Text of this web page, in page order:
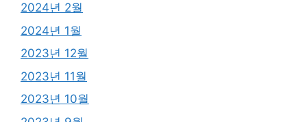
2024년 2월
2024년 1월
2023년 12월
2023년 11월
2023년 10월